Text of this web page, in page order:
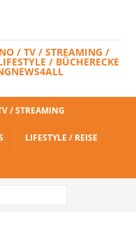
/ TV / STREAMING /
/ BÜCHERECKE
/ STREAMING
LIFESTYLE / REISE